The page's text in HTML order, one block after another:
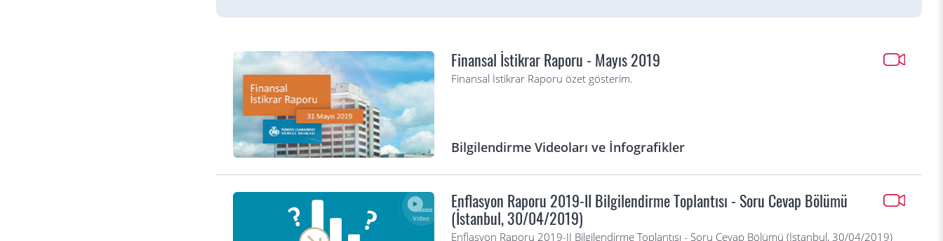
Finansal İstikrar Raporu - Mayıs 2019
Finansal İstikrar Raporu özet gösterim.
Bilgilendirme Videoları ve İnfografikler
Enflasyon Raporu 2019-II Bilgilendirme Toplantısı - Soru Cevap Bölümü
(İstanbul, 30/04/2019)
Enflasyon Raporu 2019-II Bilgilendirme Toplantısı - Soru Cevap Bölümü (İstanbul, 30/04/2019)